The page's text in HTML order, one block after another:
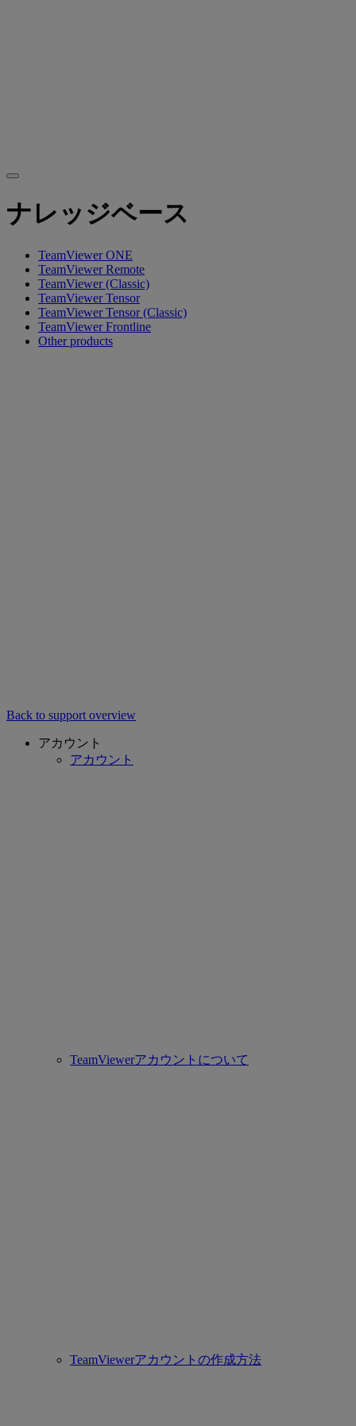
ナレッジベース
TeamViewer ONE
TeamViewer Remote
TeamViewer (Classic)
TeamViewer Tensor
TeamViewer Tensor (Classic)
TeamViewer Frontline
Other products
Back to support overview
アカウント
アカウント
TeamViewerアカウントについて
TeamViewerアカウントの作成方法